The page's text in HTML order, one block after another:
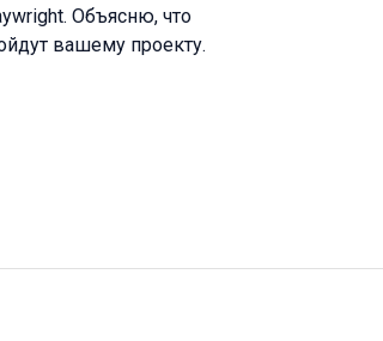
Объясню, что
вашему проекту.